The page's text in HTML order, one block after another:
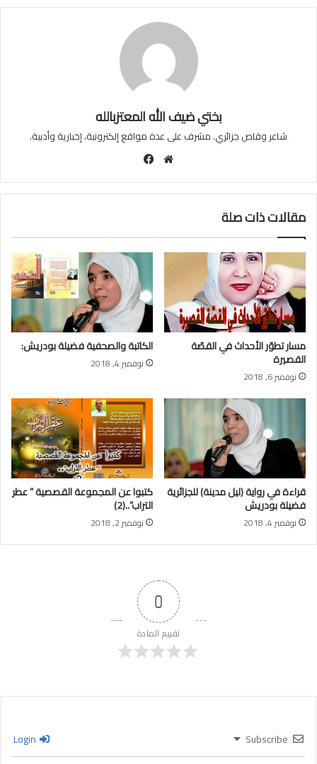
بختي ضيف الله المعتزبالله
شاعر وقاص جزائري. مشرف على عدة مواقع إلكترونية، إخبارية وأدبية.
موقع
مقالات ذات صلة
مسار تطوّر الأحداث في القصّة
القصيرة
نوفمبر 6, 2018
الكاتبة والصحفية فضيلة بودريش:
نوفمبر 4, 2018
قراءة في رواية (ليل مدينة) للجزائرية
فضيلة بودريش
نوفمبر 4, 2018
كتبوا عن المجموعة القصصية ” عطر
التراب”..(2)
نوفمبر 2, 2018
0
تقييم المادة
Subscribe